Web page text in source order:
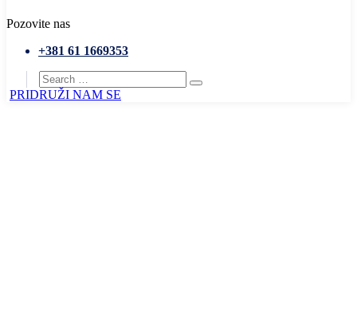
Pozovite nas
+381 61 1669353
PRIDRUŽI NAM SE